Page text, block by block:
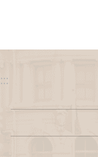
:::